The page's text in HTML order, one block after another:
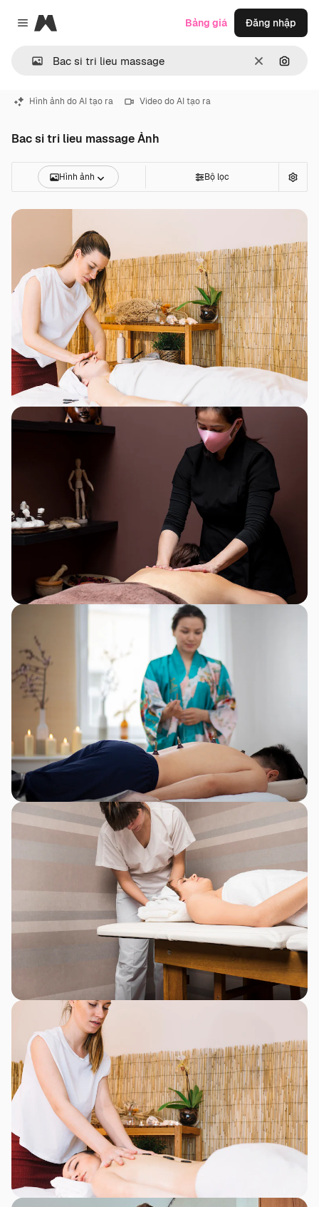
Close menu
Magnific
ThôngTìm
Bảng giá Đăng nhập
Hình ảnh do AI tạo ra Video do AI tạo ra
Bac si tri lieu massage Ảnh
Hình ảnh Bộ lọc